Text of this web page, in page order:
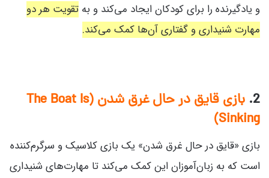
و یادگیرنده را برای کودکان ایجاد می‌کند و به تقویت هر دو
مهارت شنیداری و گفتاری آن‌ها کمک می‌کند.
2.
بازی قایق در حال غرق شدن (The Boat Is
Sinking)
بازی «قایق در حال غرق شدن» یک بازی کلاسیک و سرگرم‌کننده
است که به زبان‌آموزان این کمک می‌کند تا مهارت‌های شنیداری